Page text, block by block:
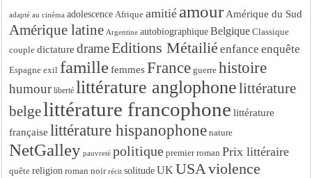
adapté au cinéma adolescence Afrique amitié amour Amérique du Sud
Amérique latine Argentine autobiographique Belgique Classique
couple dictature drameEditions Métailié enfance enquête
Espagne exil famille femmes France guerre histoire
humour liberté littérature anglophonelittérature
belgelittérature francophone littérature
française littérature hispanophone nature
NetGalley pauvreté politique premier roman Prix littéraire
quête religion roman noir récit solitude UK USA violence